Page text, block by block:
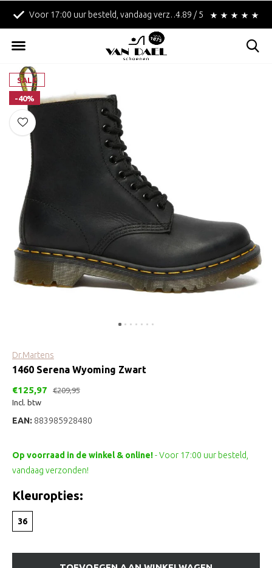
Voor 17:00 uur besteld, vandaag verzonden! Betaal achteraf met
4.89 / 5
SALE
-40%
Dr.Martens
1460 Serena Wyoming Zwart
€125,97
€209,95
Incl. btw
EAN: 883985928480
Op voorraad in de winkel & online!- Voor 17:00 uur besteld,
vandaag verzonden!
Kleuropties:
36